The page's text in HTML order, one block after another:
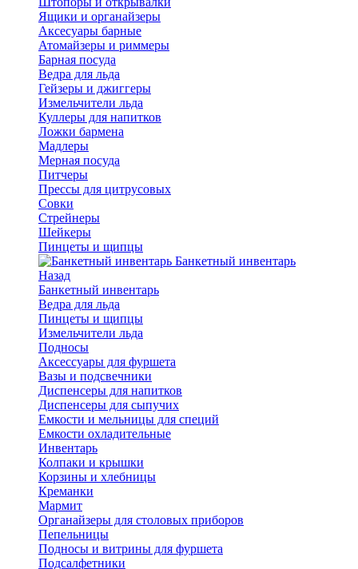
Ящики и органайзеры
Аксесуары барные
Атомайзеры и риммеры
Барная посуда
Ведра для льда
Гейзеры и джиггеры
Измельчители льда
Куллеры для напитков
Ложки бармена
Мадлеры
Мерная посуда
Питчеры
Прессы для цитрусовых
Совки
Стрейнеры
Шейкеры
Пинцеты и щипцы
Банкетный инвентарь
Назад
Банкетный инвентарь
Ведра для льда
Пинцеты и щипцы
Измельчители льда
Подносы
Аксессуары для фуршета
Вазы и подсвечники
Диспенсеры для напитков
Диспенсеры для сыпучих
Емкости и мельницы для специй
Емкости охладительные
Инвентарь
Колпаки и крышки
Корзины и хлебницы
Креманки
Мармит
Органайзеры для столовых приборов
Пепельницы
Подносы и витрины для фуршета
Подсалфетники